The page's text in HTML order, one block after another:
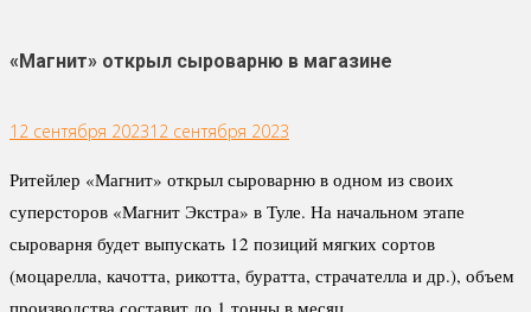
«Магнит» открыл сыроварню в магазине
12 сентября 202312 сентября 2023
Ритейлер «Магнит» открыл сыроварню в одном из своих
суперсторов «Магнит Экстра» в Туле. На начальном этапе
сыроварня будет выпускать 12 позиций мягких сортов
(моцарелла, качотта, рикотта, буратта, страчателла и др.), объем